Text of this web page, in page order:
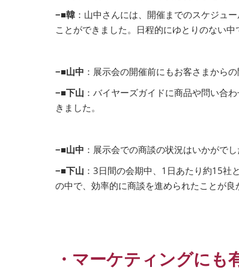
−■韓 ：山中さんには、開催までのスケジュ
ことができました。日程的にゆとりのない
−■山中 ：展示会の開催前にもお客さまから
−■下山 ：バイヤーズガイドに商品や問い合
きました。
−■山中 ：展示会での商談の状況はいかがでし
−■下山 ：3日間の会期中、1日あたり約15社
の中で、効率的に商談を進められたことが良
・マーケティングにも